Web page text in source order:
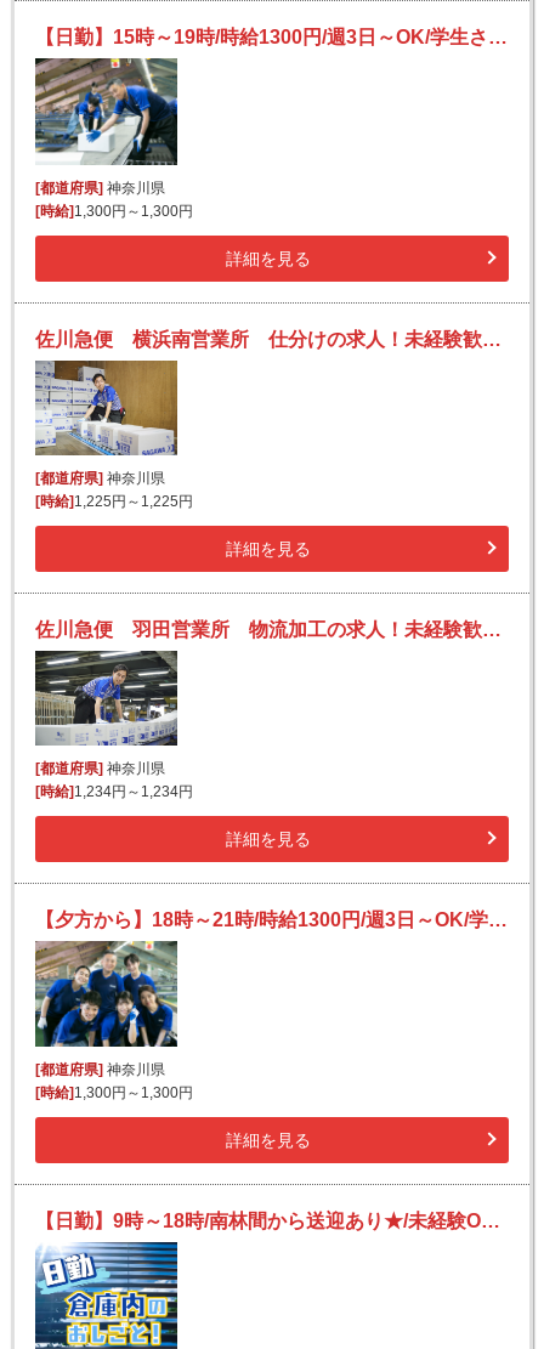
【日勤】15時～19時/時給1300円/週3日～OK/学生さん、副業大歓迎◎/簡単荷物仕分け
[都道府県]神奈川県
[時給]1,300円～1,300円
詳細を見る
佐川急便 横浜南営業所 仕分けの求人！未経験歓迎！先輩たちがサポートします♪
[都道府県]神奈川県
[時給]1,225円～1,225円
詳細を見る
佐川急便 羽田営業所 物流加工の求人！未経験歓迎！先輩たちがサポートします♪
[都道府県]神奈川県
[時給]1,234円～1,234円
詳細を見る
【夕方から】18時～21時/時給1300円/週3日～OK/学生さん、副業大歓迎◎/簡単荷物仕分け
[都道府県] 神奈川県
[時給] 1,300円～1,300円
詳細を見る
【日勤】9時～18時/南林間から送迎あり★/未経験OK！/残業ほぼナシ◎/洗剤・飲料の積み付け・検品